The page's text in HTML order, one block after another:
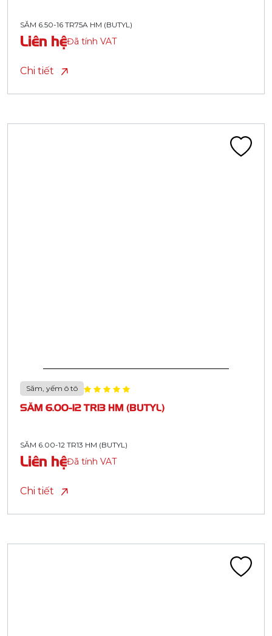
SĂM 6.50-16 TR75A HM (BUTYL)
Liên hệĐã tính VAT
Chi tiết
Săm, yếm ô tô
SĂM 6.00-12 TR13 HM (BUTYL)
SĂM 6.00-12 TR13 HM (BUTYL)
Liên hệĐã tính VAT
Chi tiết